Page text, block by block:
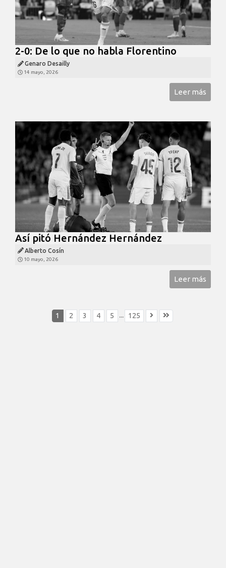
2-0: De lo que no habla Florentino
Genaro Desailly
14 mayo, 2026
Leer más
Así pitó Hernández Hernández
Alberto Cosín
10 mayo, 2026
Leer más
1 2 3 4 5 125